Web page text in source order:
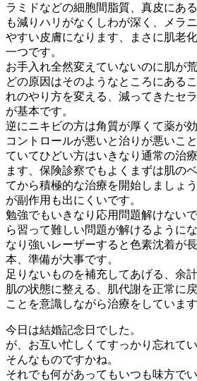
ラミドなどの細胞間脂質、真皮にあ
も減りハリがなくしわが深く、メラ
やすい皮膚になります、まさに肌老
一つです。
お手入れ全然変えていないのに肌が
どの原因はそのようなところにある
れのやり方を変える、減ってきたセ
が基本です。
逆にニキビの方は角質が厚くて薬が
コントロールが悪いと治りが悪いこ
ていてひどい方はいきなり通常の治
ます、保険診察でもよくまずは肌の
てから積極的な治療を開始しましょ
が副作用も出にくいです。
勉強でもいきなり応用問題解けない
ら習って難しい問題が解けるように
なり強いレーザーすると色素沈着が
本、準備が大事です。
足りないものを補充してあげる、余
肌の状態に整える、肌代謝を正常に
ことを意識しながら治療をしています
今日は結婚記念日でした。
が、お互い忙しくてすっかり忘れて
そんなものですかね。
それでも何があってもいつも味方で